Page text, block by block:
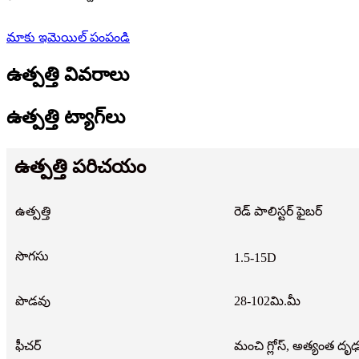
మాకు ఇమెయిల్ పంపండి
ఉత్పత్తి వివరాలు
ఉత్పత్తి ట్యాగ్‌లు
ఉత్పత్తి పరిచయం
ఉత్పత్తి రెడ్ పాలిస్టర్ ఫైబర్
సొగసు 1.5-15D
పొడవు 28-102మి.మీ
ఫీచర్ మంచి గ్లోస్, అత్యంత